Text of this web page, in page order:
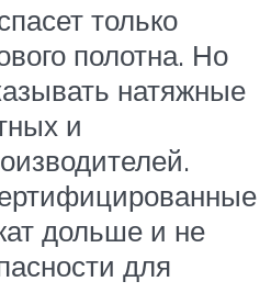
только
полотна. Но
натяжные
и
дольше и не
для